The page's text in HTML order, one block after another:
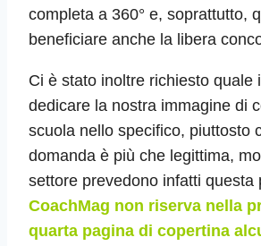
completa a 360° e, soprattutto,
beneficiare anche la libera
Ci è stato inoltre richiesto quale
dedicare la nostra immagine di
scuola nello specifico, piuttosto
domanda è più che legittima,
settore prevedono infatti questa
CoachMag non riserva nella
quarta pagina di copertina